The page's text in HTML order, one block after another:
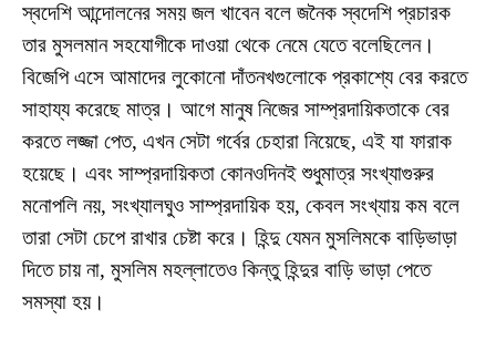
স্বদেশি আন্দোলনের সময় জল খাবেন বলে জনৈক স্বদেশি প্রচারক
তার মুসলমান সহযোগীকে দাওয়া থেকে নেমে যেতে বলেছিলেন।
বিজেপি এসে আমাদের লুকোনো দাঁতনখগুলোকে প্রকাশ্যে বের করতে
সাহায্য করেছে মাত্র। আগে মানুষ নিজের সাম্প্রদায়িকতাকে বের
করতে লজ্জা পেত, এখন সেটা গর্বের চেহারা নিয়েছে, এই যা ফারাক
হয়েছে। এবং সাম্প্রদায়িকতা কোনওদিনই শুধুমাত্র সংখ্যাগুরুর
মনোপলি নয়, সংখ্যালঘুও সাম্প্রদায়িক হয়, কেবল সংখ্যায় কম বলে
তারা সেটা চেপে রাখার চেষ্টা করে। হিন্দু যেমন মুসলিমকে বাড়িভাড়া
দিতে চায় না, মুসলিম মহল্লাতেও কিন্তু হিন্দুর বাড়ি ভাড়া পেতে
সমস্যা হয়।